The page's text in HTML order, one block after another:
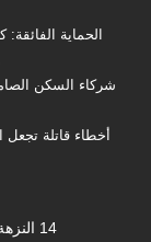
الحماية
شركاء السكن
أخطاء قاتلة تجعل
14 النزهة، الجولف، مدينة نصر، محافظة القاهرة‬